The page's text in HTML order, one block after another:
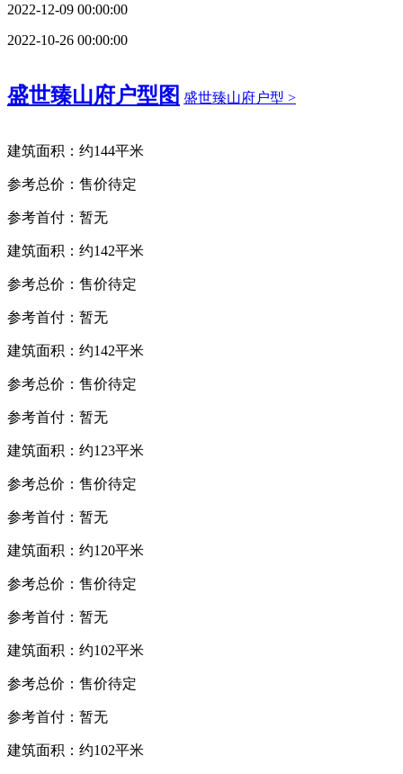
2022-12-09 00:00:00
2022-10-26 00:00:00
盛世臻山府户型图 盛世臻山府户型 >
建筑面积：约144平米
参考总价：售价待定
参考首付：暂无
建筑面积：约142平米
参考总价：售价待定
参考首付：暂无
建筑面积：约142平米
参考总价：售价待定
参考首付：暂无
建筑面积：约123平米
参考总价：售价待定
参考首付：暂无
建筑面积：约120平米
参考总价：售价待定
参考首付：暂无
建筑面积：约102平米
参考总价：售价待定
参考首付：暂无
建筑面积：约102平米